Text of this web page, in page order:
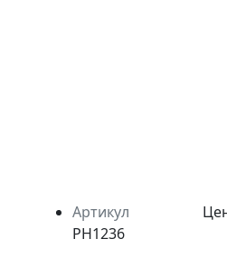
Артикул
PH1236